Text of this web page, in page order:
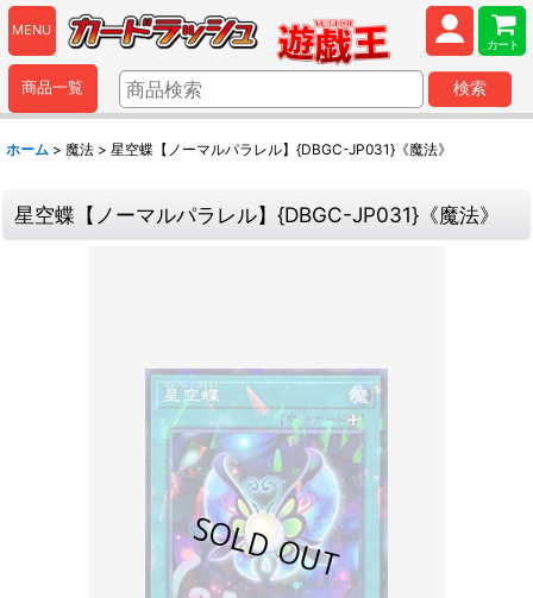
MENU
カート
商品一覧 検索
ホーム > 魔法 > 星空蝶【ノーマルパラレル】{DBGC-JP031}《魔法》
星空蝶【ノーマルパラレル】{DBGC-JP031}《魔法》